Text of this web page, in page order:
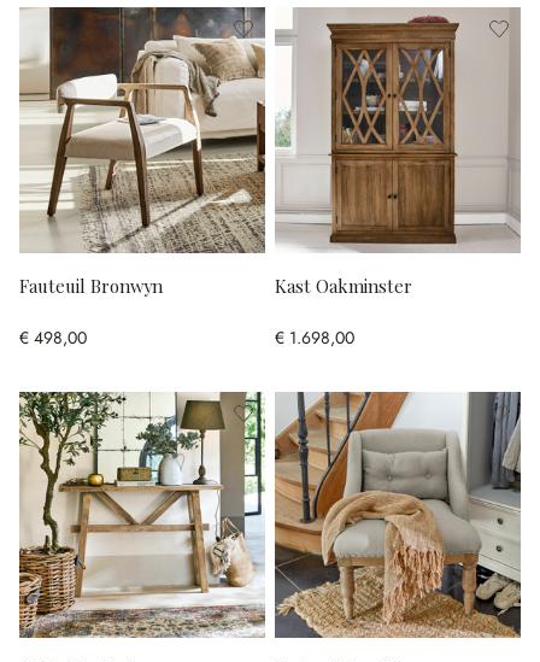
Fauteuil Bronwyn
€ 498,00
Kast Oakminster
€ 1.698,00